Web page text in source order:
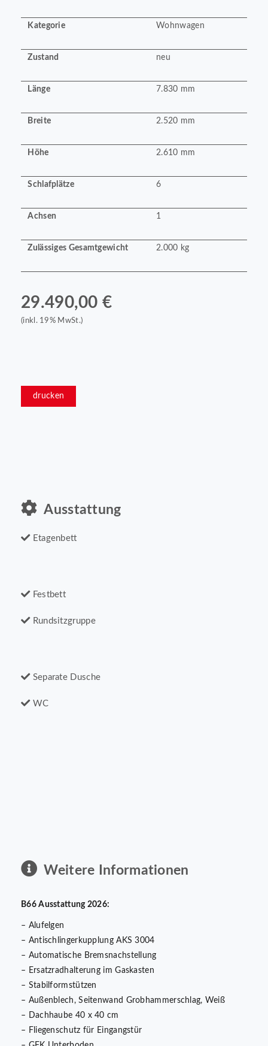
Kategorie Wohnwagen
Zustand neu
Länge 7.830 mm
Breite 2.520 mm
Höhe 2.610 mm
Schlafplätze 6
Achsen 1
Zulässiges Gesamtgewicht 2.000 kg
29.490,00 €
(inkl. 19% MwSt.)
drucken
Ausstattung
Etagenbett
Festbett
Rundsitzgruppe
Separate Dusche
WC
Weitere Informationen
B66 Ausstattung 2026:
– Alufelgen
– Antischlingerkupplung AKS 3004
– Automatische Bremsnachstellung
– Ersatzradhalterung im Gaskasten
– Stabilformstützen
– Außenblech, Seitenwand Grobhammerschlag, Weiß
– Dachhaube 40 x 40 cm
– Fliegenschutz für Eingangstür